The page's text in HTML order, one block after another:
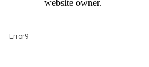
Error9